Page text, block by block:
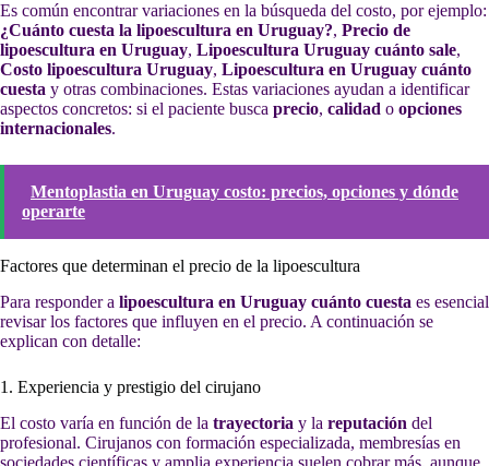
Es común encontrar variaciones en la búsqueda del costo, por ejemplo:
¿Cuánto cuesta la lipoescultura en Uruguay?, Precio de
lipoescultura en Uruguay, Lipoescultura Uruguay cuánto sale,
Costo lipoescultura Uruguay, Lipoescultura en Uruguay cuánto
cuesta y otras combinaciones. Estas variaciones ayudan a identificar
aspectos concretos: si el paciente busca precio, calidad o opciones
internacionales.
Mentoplastia en Uruguay costo: precios, opciones y dónde
operarte
Factores que determinan el precio de la lipoescultura
Para responder a lipoescultura en Uruguay cuánto cuesta es esencial
revisar los factores que influyen en el precio. A continuación se
explican con detalle:
1. Experiencia y prestigio del cirujano
El costo varía en función de la trayectoria y la reputación del
profesional. Cirujanos con formación especializada, membresías en
sociedades científicas y amplia experiencia suelen cobrar más, aunque